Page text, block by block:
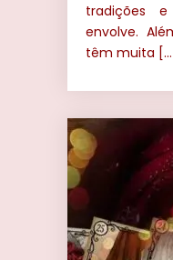
tradições
envolve.
têm muita